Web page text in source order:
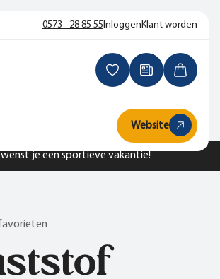
je een sportieve vakantie!
0573 - 28 85 55InloggenKlant worden
Website